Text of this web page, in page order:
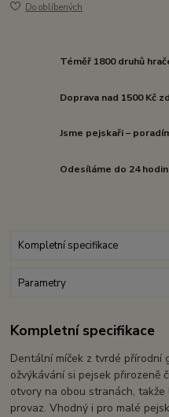
Do oblíbených
Téměř 1800 druhů
Doprava nad 1500 Kč
Jsme pejskaři –
Odesíláme do 24 hodin
Kompletní specifikace
Parametry
Kompletní specifikace
Dentální míček z tvrdé přírodní
ožvýkávání si pejsek přirozeně
otvory na obou stranách,
provaz. Vhodný i pro malé